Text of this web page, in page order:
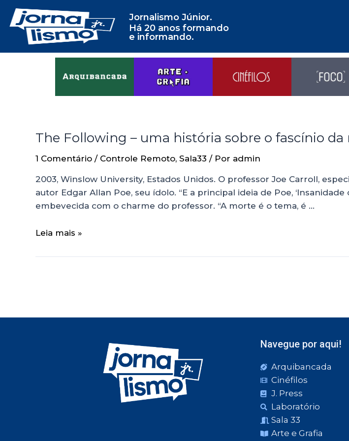
Jornalismo Júnior.
Há 20 anos formando
e informando.
The Following – uma história sobre o fascínio
1 Comentário / Controle Remoto, Sala33 / Por admin
2003, Winslow University, Estados Unidos. O professor Joe Carroll,
autor Edgar Allan Poe, seu ídolo. “E a principal ideia de Poe,
embevecida com o charme do professor. “A morte é o tema, é …
Leia mais »
Navegue por aqui!
Arquibancada
Cinéfilos
J. Press
Laboratório
Sala 33
Arte e Grafia